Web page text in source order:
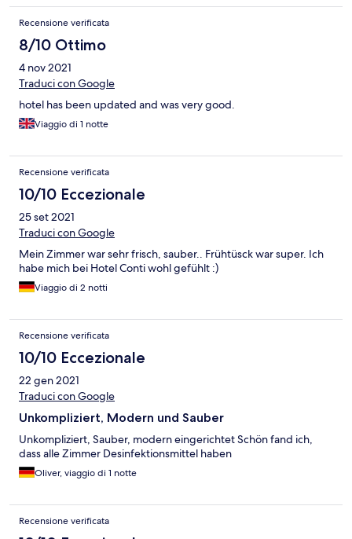
Recensione verificata
8/10 Ottimo
4 nov 2021
Traduci con Google
hotel has been updated and was very good.
Viaggio di 1 notte
Recensione verificata
10/10 Eccezionale
25 set 2021
Traduci con Google
Mein Zimmer war sehr frisch, sauber.. Frühtüsck war super. Ich
habe mich bei Hotel Conti wohl gefühlt :)
Viaggio di 2 notti
Recensione verificata
10/10 Eccezionale
22 gen 2021
Traduci con Google
Unkompliziert, Modern und Sauber
Unkompliziert, Sauber, modern eingerichtet Schön fand ich,
dass alle Zimmer Desinfektionsmittel haben
Oliver, viaggio di 1 notte
Recensione verificata